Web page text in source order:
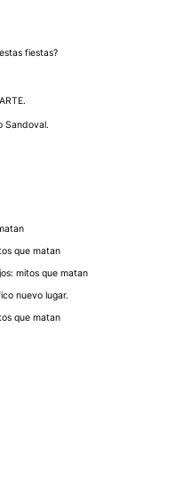
fiestas?
Sandoval.
que matan
mitos que matan
nuevo lugar.
que matan